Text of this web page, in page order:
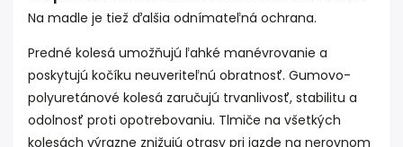
Na madle je tiež ďalšia odnímateľná ochrana.
Predné kolesá umožňujú ľahké manévrovanie a
poskytujú kočíku neuveriteľnú obratnosť. Gumovo-
polyuretánové kolesá zaručujú trvanlivosť, stabilitu a
odolnosť proti opotrebovaniu. Tlmiče na všetkých
kolesách výrazne znižujú otrasy pri jazde na nerovnom